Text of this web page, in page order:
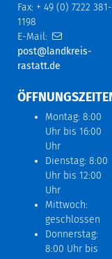
Fax: + 49 (0) 7222 381-
1198
E-Mail:
post@landkreis-
rastatt.de
Montag: 8:00
Uhr bis 16:00
Uhr
Dienstag: 8:00
Uhr bis 12:00
Uhr
Mittwoch:
geschlossen
Donnerstag:
8:00 Uhr bis